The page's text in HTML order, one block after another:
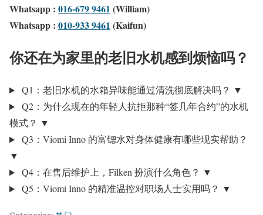
Whatsapp : 016-679 9461 (William)
Whatsapp : 010-933 9461 (Kaifun)
你还在为家里的老旧水机感到烦恼吗？
Q1：老旧水机的水箱异味能通过清洗彻底解决吗？ ▼
Q2：为什么现在的年轻人抗拒那种“签几年合约”的水机
模式？ ▼
Q3：Viomi Inno 的富锶水对身体健康有哪些现实帮助？
▼
Q4：在售后维护上，Filken 扮演什么角色？ ▼
Q5：Viomi Inno 的精准温控对职场人士实用吗？ ▼